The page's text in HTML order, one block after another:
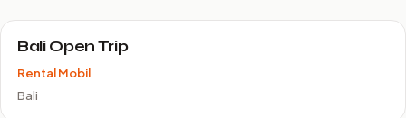
Bali Open Trip
Rental Mobil
Bali